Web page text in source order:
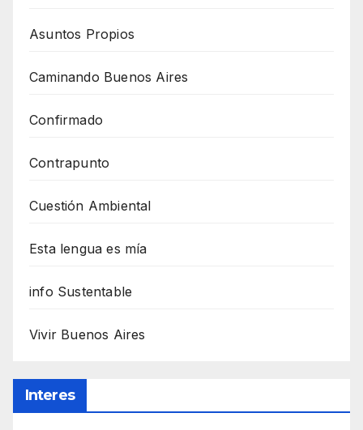
Asuntos Propios
Caminando Buenos Aires
Confirmado
Contrapunto
Cuestión Ambiental
Esta lengua es mía
info Sustentable
Vivir Buenos Aires
Interes